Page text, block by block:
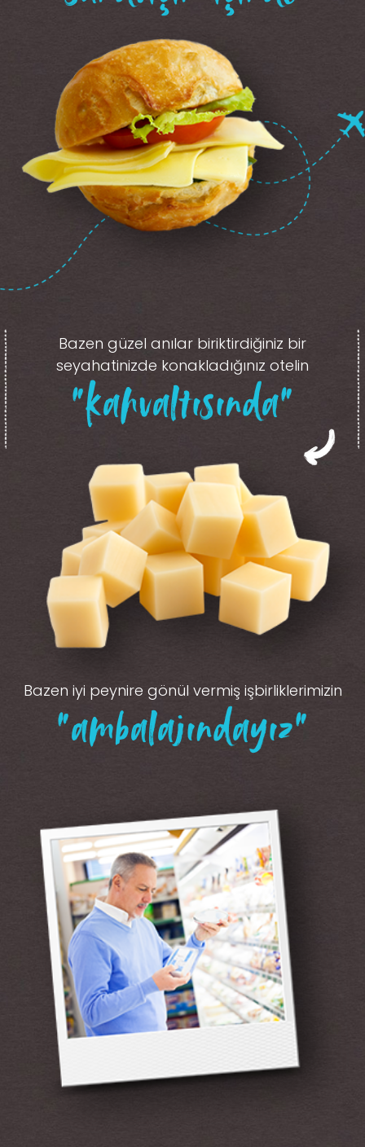
Bazen güzel anılar biriktirdiğiniz bir
seyahatinizde konakladığınız otelin
“kahvaltısında”
Bazen iyi peynire gönül vermiş işbirliklerimizin
“ambalajındayız”